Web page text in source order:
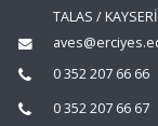
TALAS / KAYSERİ
0 352 207 66 66
0 352 207 66 67